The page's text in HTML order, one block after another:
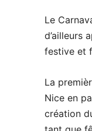
Le
d’ailleurs
festive et
La
Nice en
création